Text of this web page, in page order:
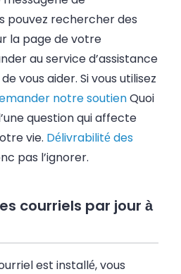
pouvez rechercher des
la page de votre
au service d’assistance
vous aider. Si vous utilisez
notre soutienQuoi
question qui affecte
vie. Délivrabilité des
pas l’ignorer.
courriels par jour à
est installé, vous